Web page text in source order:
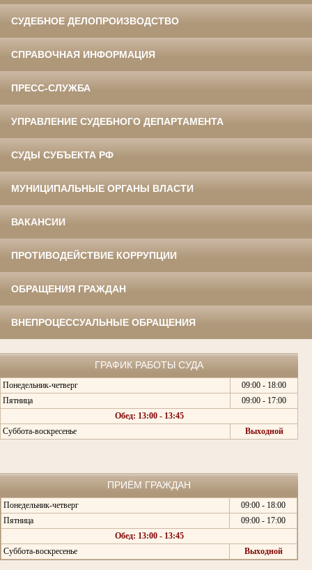
СУДЕБНОЕ ДЕЛОПРОИЗВОДСТВО
СПРАВОЧНАЯ ИНФОРМАЦИЯ
ПРЕСС-СЛУЖБА
УПРАВЛЕНИЕ СУДЕБНОГО ДЕПАРТАМЕНТА
СУДЫ СУБЪЕКТА РФ
МУНИЦИПАЛЬНЫЕ ОРГАНЫ ВЛАСТИ
ВАКАНСИИ
ПРОТИВОДЕЙСТВИЕ КОРРУПЦИИ
ОБРАЩЕНИЯ ГРАЖДАН
ВНЕПРОЦЕССУАЛЬНЫЕ ОБРАЩЕНИЯ
ГРАФИК РАБОТЫ СУДА
Понедельник-четверг
09:00 - 18:00
Пятница
09:00 - 17:00
Обед: 13:00 - 13:45
Суббота-воскресенье
Выходной
ПРИЁМ ГРАЖДАН
Понедельник-четверг
09:00 - 18:00
Пятница
09:00 - 17:00
Обед: 13:00 - 13:45
Суббота-воскресенье
Выходной